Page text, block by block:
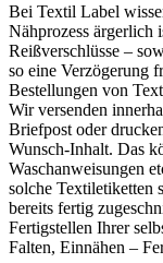
Bei Textil Label
Nähprozess ärgerlich
Reißverschlüsse –
so eine Verzögerung
Bestellungen von
Wir versenden
Briefpost oder
Wunsch-Inhalt. Das
Waschanweisungen
solche Textiletiketten
bereits fertig
Fertigstellen Ihrer
Falten, Einnähen –